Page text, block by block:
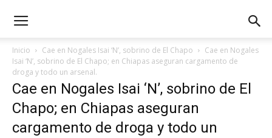
Inicio Cae en Nogales Isai ‘N’, sobrino de El Chapo
Cae en Nogales
Isai ‘N’, sobrino de El Chapo; en Chiapas aseguran cargamento de
droga y todo un arsenal.
Cae en Nogales Isai ‘N’, sobrino de El
Chapo; en Chiapas aseguran
cargamento de droga y todo un